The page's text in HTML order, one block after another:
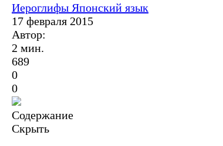
Иероглифы Японский язык
17 февраля 2015
Автор:
2 мин.
689
0
0
Содержание
Скрыть